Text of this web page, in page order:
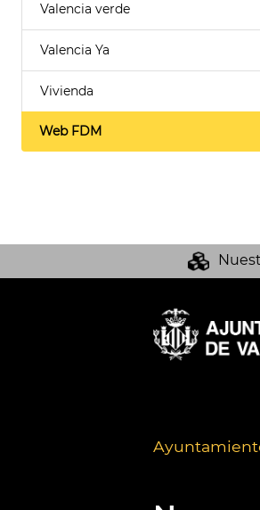
Valencia verde
Valencia Ya
Vivienda
Web FDM